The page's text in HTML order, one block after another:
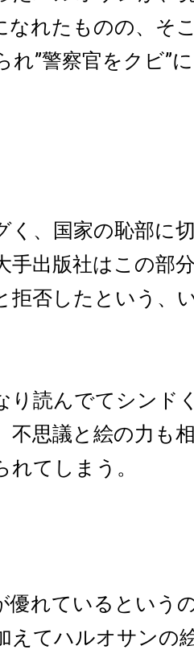
なれたものの、そ
れ”警察官をクビ”
く、国家の恥部に
手出版社はこの部
拒否したという、
り読んでてシンド
不思議と絵の力も
てしまう。
優れているという
えてハルオサンの